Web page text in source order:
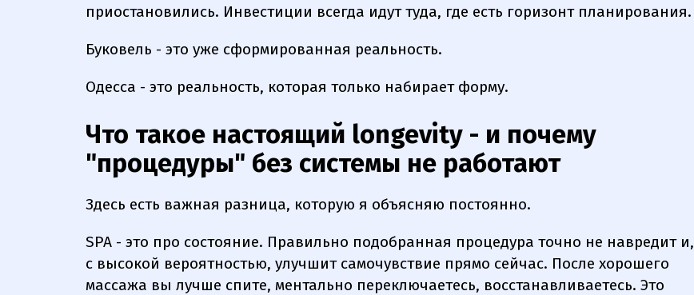
приостановились. Инвестиции всегда идут туда, где есть горизонт планирования.
Буковель - это уже сформированная реальность.
Одесса - это реальность, которая только набирает форму.
Что такое настоящий longevity - и почему
"процедуры" без системы не работают
Здесь есть важная разница, которую я объясняю постоянно.
SPA - это про состояние. Правильно подобранная процедура точно не навредит и,
с высокой вероятностью, улучшит самочувствие прямо сейчас. После хорошего
массажа вы лучше спите, ментально переключаетесь, восстанавливаетесь. Это